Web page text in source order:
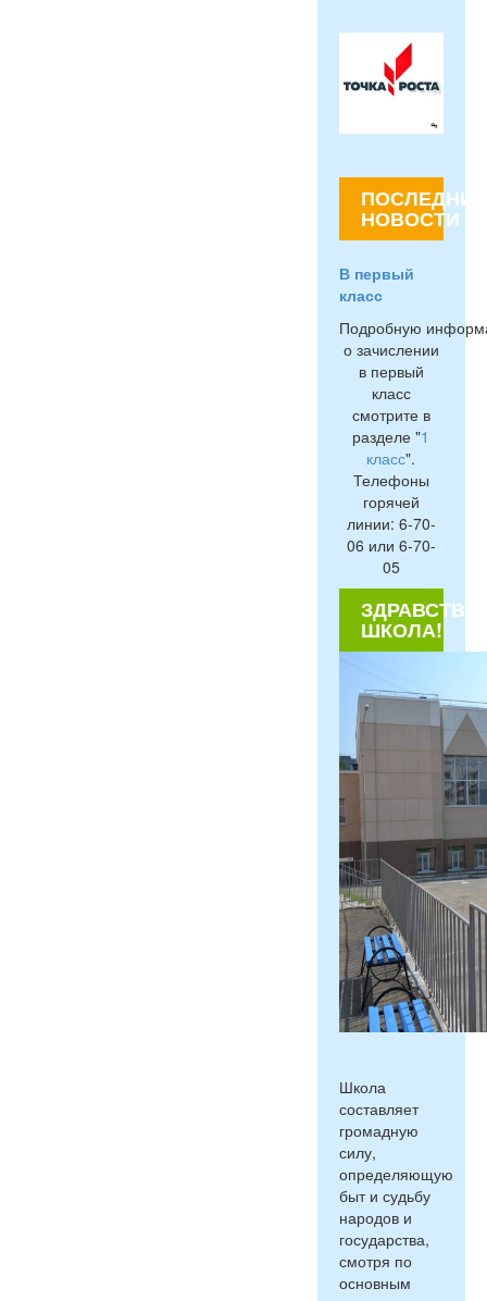
ПОСЛЕДНИЕ
НОВОСТИ
В первый
класс
Подробную
о зачислении
в первый
класс
смотрите в
разделе "1
класс".
Телефоны
горячей
линии: 6-70-
06 или 6-70-
05
ШКОЛА!
Школа
составляет
громадную
силу,
определяющую
быт и судьбу
народов и
государства,
смотря по
основным